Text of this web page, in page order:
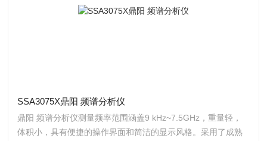
SSA3075X鼎阳 频谱分析仪
鼎阳 频谱分析仪测量频率范围涵盖9 kHz~7.5GHz，重量轻，
体积小，具有便捷的操作界面和简洁的显示风格。采用了成熟